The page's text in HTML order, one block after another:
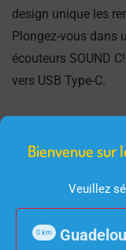
design unique les
Plongez-vous dans
écouteurs SOUND
vers USB Type-C.
Bienvenue sur
Veuillez
0 km